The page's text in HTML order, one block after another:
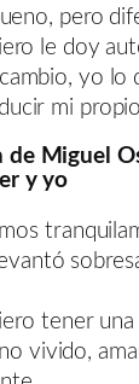
pero
le doy
yo lo
mi
de Miguel
y yo
tener
vivido,